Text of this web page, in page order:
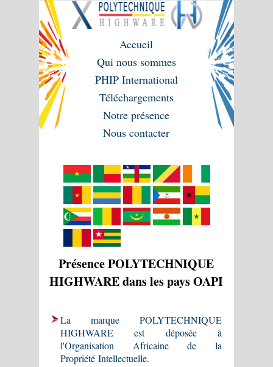
Accueil
Qui nous sommes
PHIP International
Téléchargements
Notre présence
Nous contacter
Présence POLYTECHNIQUE
HIGHWARE dans les pays OAPI
La marque POLYTECHNIQUE
HIGHWARE est déposée à
l'Organisation Africaine de la
Propriété Intellectuelle.